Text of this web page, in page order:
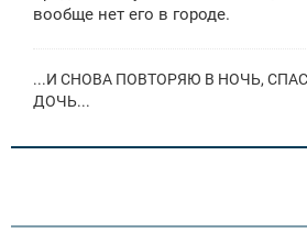
и
вообще нет его в городе.
...И СНОВА ПОВТОРЯЮ В НОЧЬ,
ДОЧЬ...